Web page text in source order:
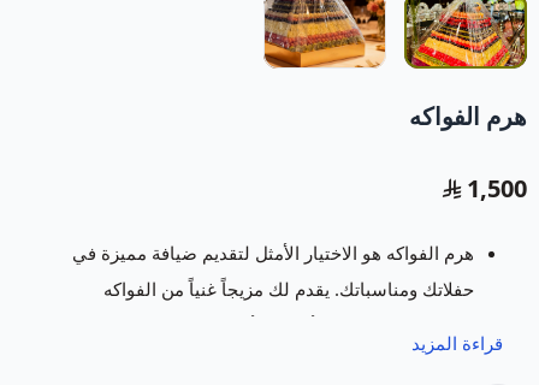
هرم الفواكه
1,500
هرم الفواكه هو الاختيار الأمثل لتقديم ضيافة مميزة في
حفلاتك ومناسباتك. يقدم لك مزيجاً غنياً من الفواكه
طعماً طازجاً على كل لحظة.
قراءة المزيد